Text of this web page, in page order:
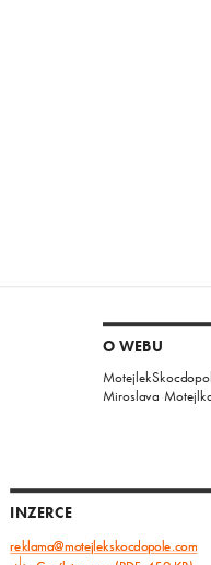
O WEBU
Miroslava
INZERCE
reklama@motejlekskocdopole.com